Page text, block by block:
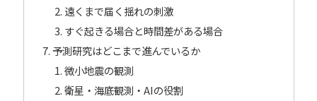
遠くまで届く揺れの刺激
すぐ起きる場合と時間差がある場合
予測研究はどこまで進んでいるか
微小地震の観測
衛星・海底観測・AIの役割